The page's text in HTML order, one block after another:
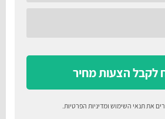
לקבל הצעות מחיר
אתתנאי השימוש ומדיניות הפרטיות.